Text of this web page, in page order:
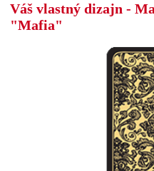
Váš vlastný dizajn -
"Mafia"